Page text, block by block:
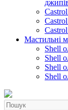
Мастильні
Shell
Shell
Shell
Shell